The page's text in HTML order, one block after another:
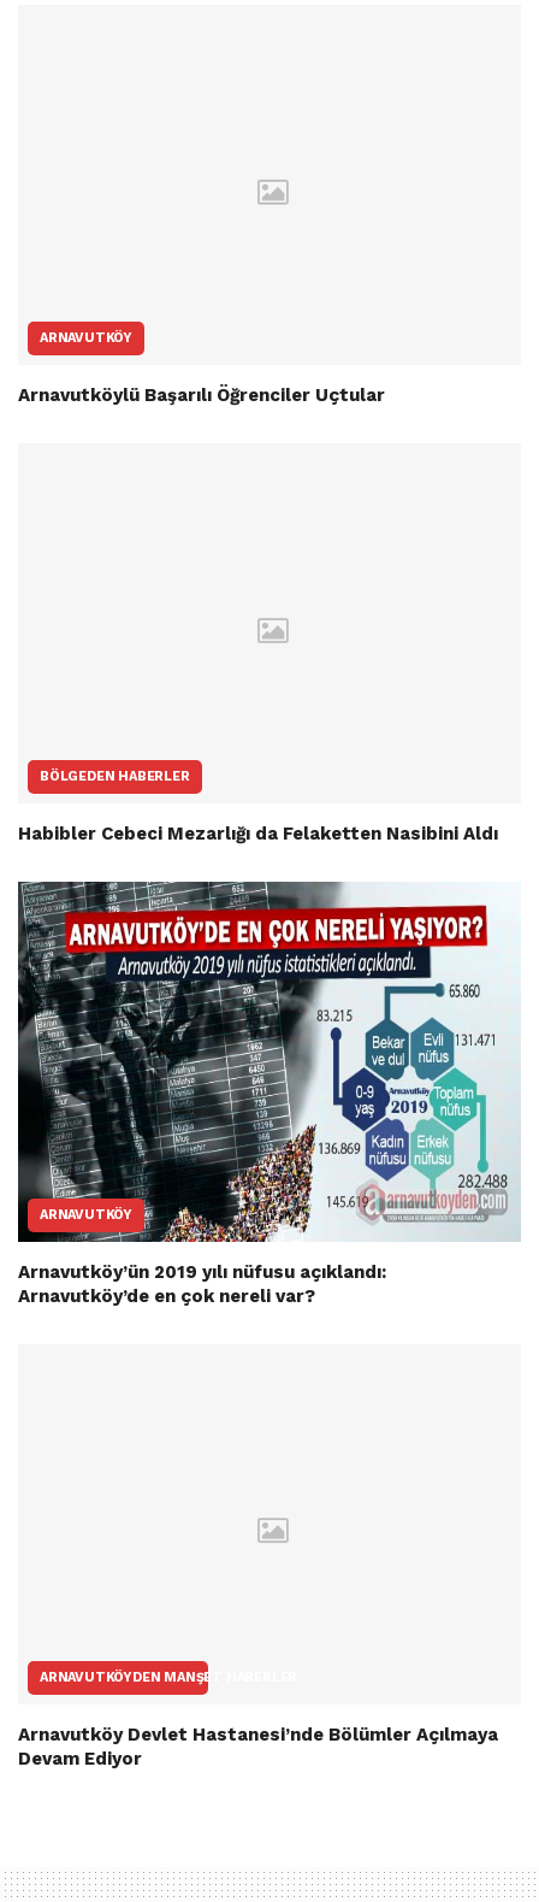
ARNAVUTKÖY
Arnavutköylü Başarılı Öğrenciler Uçtular
BÖLGEDEN HABERLER
Habibler Cebeci Mezarlığı da Felaketten Nasibini Aldı
ARNAVUTKÖY
Arnavutköy’ün 2019 yılı nüfusu açıklandı:
Arnavutköy’de en çok nereli var?
ARNAVUTKÖYDEN MANŞET HABERLER
Arnavutköy Devlet Hastanesi’nde Bölümler Açılmaya
Devam Ediyor